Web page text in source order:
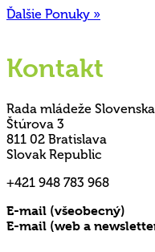
Ďalšie Ponuky »
Kontakt
Rada mládeže
Štúrova 3
811 02 Bratislava
Slovak Republic
+421 948 783 968
E-mail (všeobecný)
E-mail (web a